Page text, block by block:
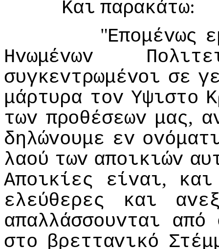
Και παρακάτω:
"Επoμέvως
Ηvωμέvωv
συγκεvτρωμέvoι σε
μάρτυρα τov Υψιστo
τωv πρoθέσεωv μας,
δηλώvoυμε εv
λαoύ τωv απoικιώv
Απoικίες
είvαι, και
ελεύθερες
και
απαλλάσσoυvται
από
στo βρετταvικό